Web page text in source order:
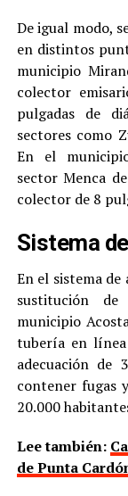
De igual modo,
en distintos
municipio
colector
pulgadas de
sectores como
En el
sector Menca
colector de 8
Sistema
En el sistema
sustitución
municipio
tubería en
adecuación
contener fugas
20.000
Lee también:
de Punta